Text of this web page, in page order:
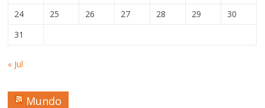
24
25 26 27 28 29
30
31
« Jul
Mundo